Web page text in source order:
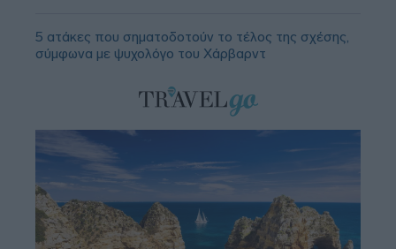
5 ατάκες που σηματοδοτούν το τέλος της σχέσης,
σύμφωνα με ψυχολόγο του Χάρβαρντ